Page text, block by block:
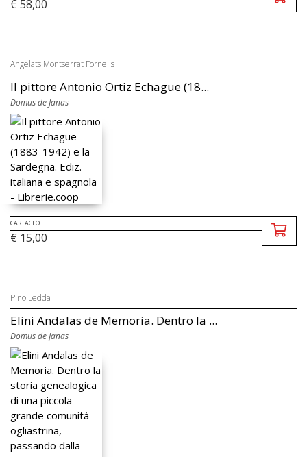
€ 58,00
Angelats Montserrat Fornells
Il pittore Antonio Ortiz Echague (18...
Domus de Janas
CARTACEO
€ 15,00
Pino Ledda
Elini Andalas de Memoria. Dentro la ...
Domus de Janas